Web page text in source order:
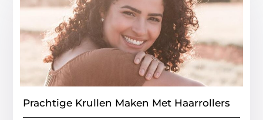
Prachtige Krullen Maken Met Haarrollers